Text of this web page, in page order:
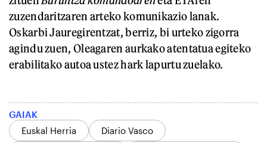
zuzendaritzaren arteko komunikazio lanak.
Oskarbi Jauregirentzat, berriz, bi urteko zigorra
agindu zuen, Oleagaren aurkako atentatua egiteko
erabilitako autoa ustez hark lapurtu zuelako.
GAIAK
Euskal Herria
Diario Vasco